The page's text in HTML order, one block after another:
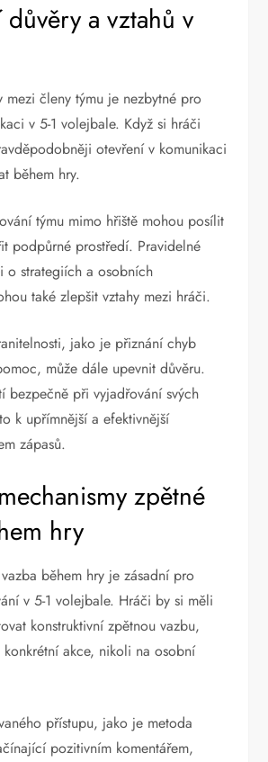
důvěry a vztahů v
mezi členy týmu je nezbytné pro
v 5-1 volejbale. Když si hráči
otevření v komunikaci
během hry.
týmu mimo hřiště mohou posílit
podpůrné prostředí. Pravidelné
o strategiích a osobních
také zlepšit vztahy mezi hráči.
jako je přiznání chyb
může dále upevnit důvěru.
bezpečně při vyjadřování svých
k upřímnější a efektivnější
zápasů.
zpětné
hry
během hry je zásadní pro
v 5-1 volejbale. Hráči by si měli
konstruktivní zpětnou vazbu,
akce, nikoli na osobní
přístupu, jako je metoda
pozitivním komentářem,